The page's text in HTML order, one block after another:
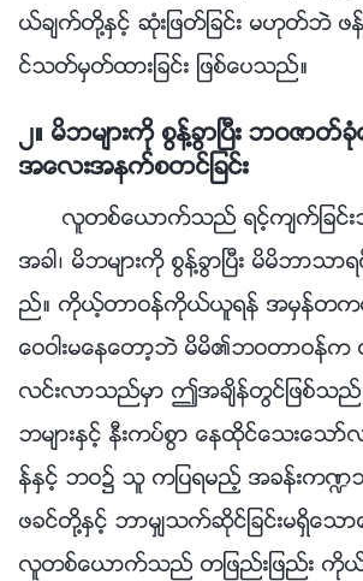
ယ္ခ်က္တို႔ႏွင့္ ဆုံးျဖတ္ျခင္း မဟုတ္ဘဲ
င္သတ္မွတ္ထားျခင္း ျဖစ္ေပသည္။
၂။ မိဘမ်ားကို စြန႔္ခြာၿပီး ဘဝဇာတ္ခုံ
အေလးအနက္စတင္ျခင္း
လူတစ္ေယာက္သည္ ရင့္က်က္ျခင္း
အခါ၊ မိဘမ်ားကို စြန႔္ခြာၿပီး မိမိဘာ
ည္။ ကိုယ့္တာဝန္ကိုယ္ယူရန္ အမွန္တက
ေဝဝါးမေနေတာ့ဘဲ မိမိ၏ဘဝတာဝန္က တ
လင္းလာသည္မွာ ဤအခ်ိန္တြင္ျဖစ္သည္
ဘမ်ားႏွင့္ နီးကပ္စြာ ေနထိုင္ေသးေသ
န္ႏွင့္ ဘဝ၌ သူ ကျပရမည့္ အခန္းက
ဖခင္တို႔ႏွင့္ ဘာမွ်သက္ဆိုင္ျခင္းမရွိေသာ
လူတစ္ေယာက္သည္ တျဖည္းျဖည္း ကို